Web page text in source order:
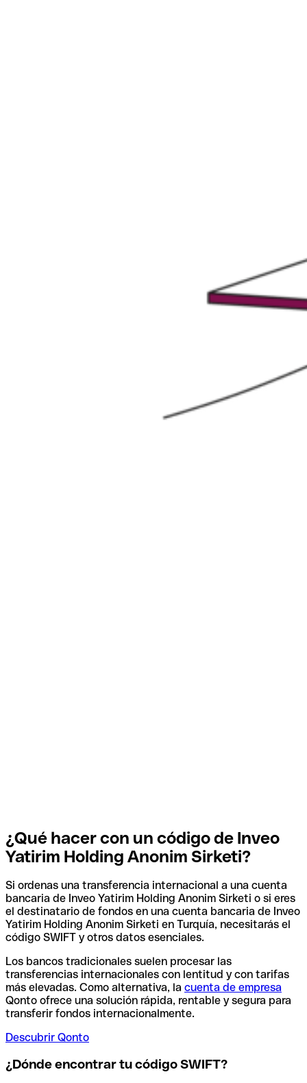
¿Qué hacer con un código de Inveo
Yatirim Holding Anonim Sirketi?
Si ordenas una transferencia internacional a una cuenta
bancaria de Inveo Yatirim Holding Anonim Sirketi o si eres
el destinatario de fondos en una cuenta bancaria de Inveo
Yatirim Holding Anonim Sirketi en Turquía, necesitarás el
código SWIFT y otros datos esenciales.
Los bancos tradicionales suelen procesar las
transferencias internacionales con lentitud y con tarifas
más elevadas. Como alternativa, la cuenta de empresa
Qonto ofrece una solución rápida, rentable y segura para
transferir fondos internacionalmente.
Descubrir Qonto
¿Dónde encontrar tu código SWIFT?